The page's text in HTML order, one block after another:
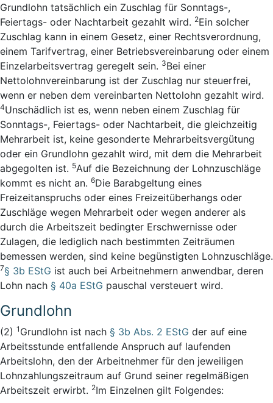
Grundlohn tatsächlich ein Zuschlag für Sonntags-,
Feiertags- oder Nachtarbeit gezahlt wird. 2Ein solcher
Zuschlag kann in einem Gesetz, einer Rechtsverordnung,
einem Tarifvertrag, einer Betriebsvereinbarung oder einem
Einzelarbeitsvertrag geregelt sein. 3Bei einer
Nettolohnvereinbarung ist der Zuschlag nur steuerfrei,
wenn er neben dem vereinbarten Nettolohn gezahlt wird.
4Unschädlich ist es, wenn neben einem Zuschlag für
Sonntags-, Feiertags- oder Nachtarbeit, die gleichzeitig
Mehrarbeit ist, keine gesonderte Mehrarbeitsvergütung
oder ein Grundlohn gezahlt wird, mit dem die Mehrarbeit
abgegolten ist. 5Auf die Bezeichnung der Lohnzuschläge
kommt es nicht an. 6Die Barabgeltung eines
Freizeitanspruchs oder eines Freizeitüberhangs oder
Zuschläge wegen Mehrarbeit oder wegen anderer als
durch die Arbeitszeit bedingter Erschwernisse oder
Zulagen, die lediglich nach bestimmten Zeiträumen
bemessen werden, sind keine begünstigten Lohnzuschläge.
7§ 3b EStG ist auch bei Arbeitnehmern anwendbar, deren
Lohn nach § 40a EStG pauschal versteuert wird.
Grundlohn
(2) 1 Grundlohn ist nach § 3b Abs. 2 EStG der auf eine
Arbeitsstunde entfallende Anspruch auf laufenden
Arbeitslohn, den der Arbeitnehmer für den jeweiligen
Lohnzahlungszeitraum auf Grund seiner regelmäßigen
Arbeitszeit erwirbt. 2Im Einzelnen gilt Folgendes: